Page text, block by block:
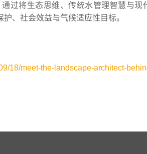
过将生态思维、传统水管理智慧与现
、社会效益与气候适应性目标。
18/meet-the-landscape-architect-